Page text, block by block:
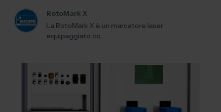
RotoMark X
La RotoMark X è un marcatore laser
equipaggiato co...